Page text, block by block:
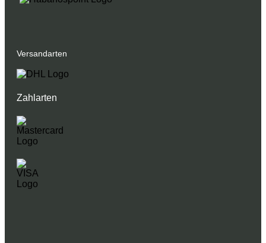
Versandarten
Zahlarten